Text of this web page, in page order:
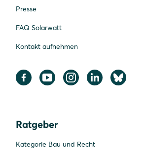
Presse
FAQ Solarwatt
Kontakt aufnehmen
Ratgeber
Kategorie Bau und Recht